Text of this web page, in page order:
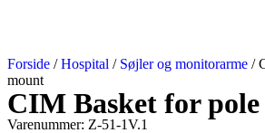
Forside /Hospital / Søjler og monitorarme /
mount
CIM Basket for
Varenummer: Z-51-1V.1